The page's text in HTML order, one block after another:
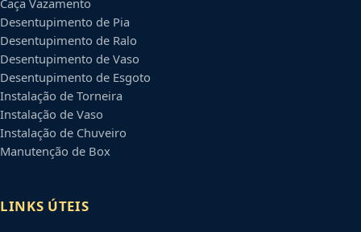
Desentupimento de Pia
Desentupimento de Ralo
Desentupimento de Vaso
Desentupimento de Esgoto
Instalação de Torneira
Instalação de Vaso
Instalação de Chuveiro
Manutenção de Box
LINKS ÚTEIS